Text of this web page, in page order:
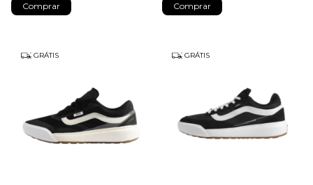
Comprar Comprar
GRÁTIS GRÁTIS